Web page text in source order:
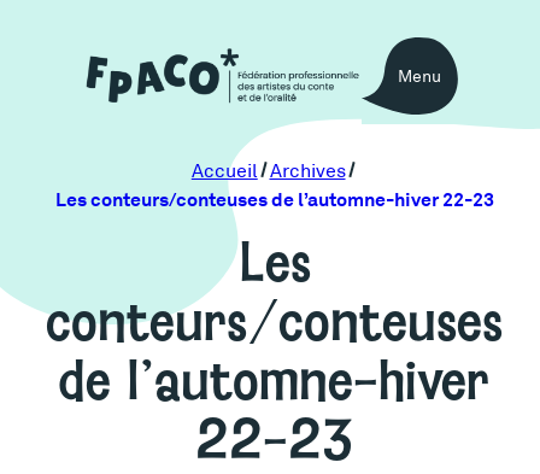
Menu
Accueil Archives
Les conteurs/conteuses de l’automne-hiver 22-23
Les
conteurs/conteuses
de l’automne-hiver
22-23